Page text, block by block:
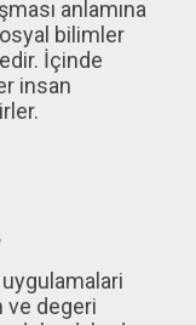
anlamına
bilimler
İçinde
insan
ve degeri